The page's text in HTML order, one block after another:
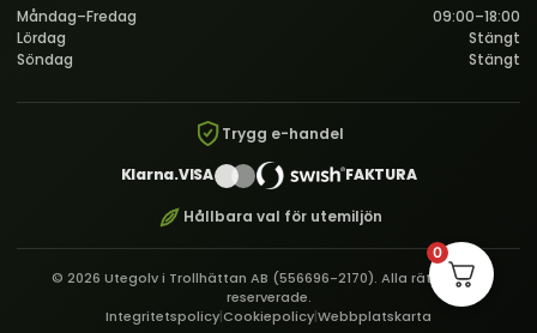
Måndag–Fredag
09:00–18:00
Lördag
Stängt
Söndag
Stängt
Trygg e-handel
Klarna.VISA FAKTURA
Hållbara val för utemiljön
© 2026 Utegolv i Trollhättan AB (556696-2170). Alla rättigheter
reserverade.
Integritetspolicy|Cookiepolicy|Webbplatskarta
0